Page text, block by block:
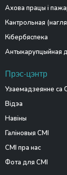
Ахова працы і
Кантрольная
Кібербяспека
Антыкарупцыйная
Прэс-цэнтр
Узаемадзеянне са
Відэа
Навіны
Галіновыя СМІ
СМІ пра нас
Фота для СМІ